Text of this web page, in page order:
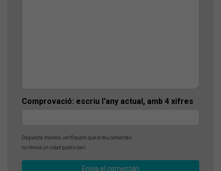
Comprovació: escriu l'any actual, amb 4 xifres
D'aquesta manera, verifiquem que el teu comentari
no l'envia un robot publicitari.